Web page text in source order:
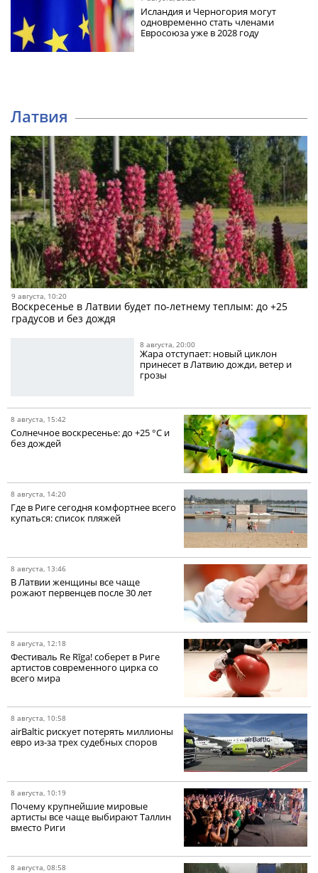
Исландия и Черногория могут
одновременно стать членами
Евросоюза уже в 2028 году
Латвия
9 августа, 10:20
Воскресенье в Латвии будет по-летнему теплым: до +25
градусов и без дождя
8 августа, 20:00
Жара отступает: новый циклон
принесет в Латвию дожди, ветер и
грозы
8 августа, 15:42
Солнечное воскресенье: до +25 °C и
без дождей
8 августа, 14:20
Где в Риге сегодня комфортнее всего
купаться: список пляжей
8 августа, 13:46
В Латвии женщины все чаще
рожают первенцев после 30 лет
8 августа, 12:18
Фестиваль Re Rīga! соберет в Риге
артистов современного цирка со
всего мира
8 августа, 10:58
airBaltic рискует потерять миллионы
евро из-за трех судебных споров
8 августа, 10:19
Почему крупнейшие мировые
артисты все чаще выбирают Таллин
вместо Риги
8 августа, 08:58